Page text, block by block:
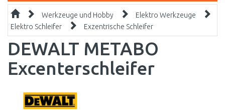
Werkzeuge und Hobby
Elektro Werkzeuge
Elektro Schleifer
Exzentrische Schleifer
DEWALT METABO
Excenterschleifer